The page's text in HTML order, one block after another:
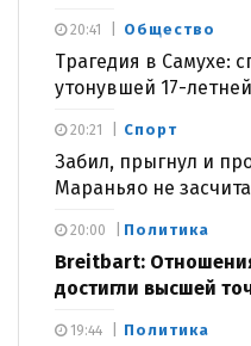
Общество
Трагедия в Самухе:
утонувшей 17-
20:41
Спорт
Забил, прыгнул и
Мараньяо не
20:21
Политика
Breitbart:
достигли высшей
20:00
Политика
19:44